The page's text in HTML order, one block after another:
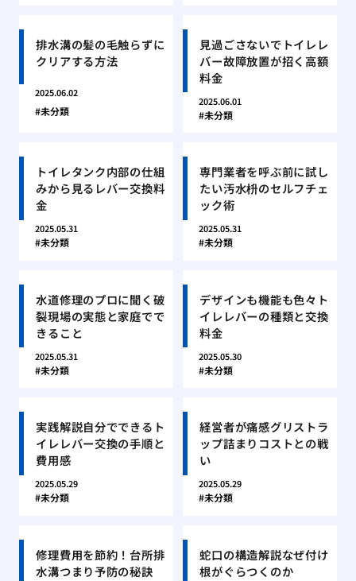
排水溝の髪の毛触らずに
クリアする方法
2025.06.02
未分類
見過ごさないでトイレレ
バー故障放置が招く高額
料金
2025.06.01
未分類
トイレタンク内部の仕組
みから見るレバー交換料
金
2025.05.31
未分類
専門業者を呼ぶ前に試し
たい汚水枡のセルフチェ
ック術
2025.05.31
未分類
水道修理のプロに聞く破
裂現場の実態と家庭でで
きること
2025.05.31
未分類
デザインも機能も色々ト
イレレバーの種類と交換
料金
2025.05.30
未分類
実践解説自分でできるト
イレレバー交換の手順と
費用感
2025.05.29
未分類
経営者が痛感グリストラ
ップ詰まりコストとの戦
い
2025.05.29
未分類
修理費用を節約！台所排
水溝つまり予防の秘訣
蛇口の構造解説なぜ付け
根がぐらつくのか